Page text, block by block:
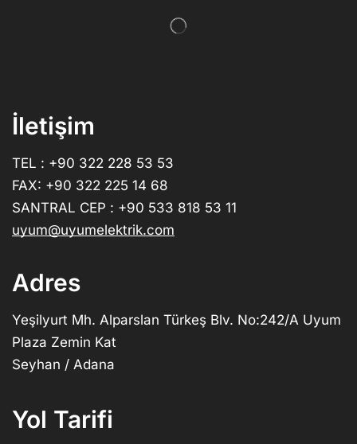
İletişim
TEL : +90 322 228 53 53
FAX: +90 322 225 14 68
SANTRAL CEP : +90 533 818 53 11
uyum@uyumelektrik.com
Adres
Yeşilyurt Mh. Alparslan Türkeş Blv. No:242/A Uyum
Plaza Zemin Kat
Seyhan / Adana
Yol Tarifi